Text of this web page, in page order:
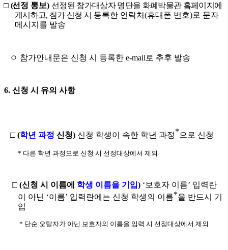
□ (선정 통보) 선정된 참가대상자 명단을 화폐박물관 홈페이지에
게시하고, 참가 신청 시 등록한 연락처(휴대폰 번호)로 문자
메시지를 발송
ㅇ 참가안내문은 신청 시 등록한e-mail로 추후 발송
6. 신청 시 유의 사항
□ (학년 과정 신청) 신청 학생이 속한 학년 과정*으로 신청
* 다른 학년 과정으로 신청 시 선정대상에서 제외
□ (신청 시 이름에 학생 이름을 기입) ‘ 보호자 이름’ 입력란
이 아닌 ‘이름’ 입력란에는 신청 학생의 이름*을 반드시 기
입
* 단순 오탈자가 아닌 보호자의 이름을 입력 시 선정대상에서 제외